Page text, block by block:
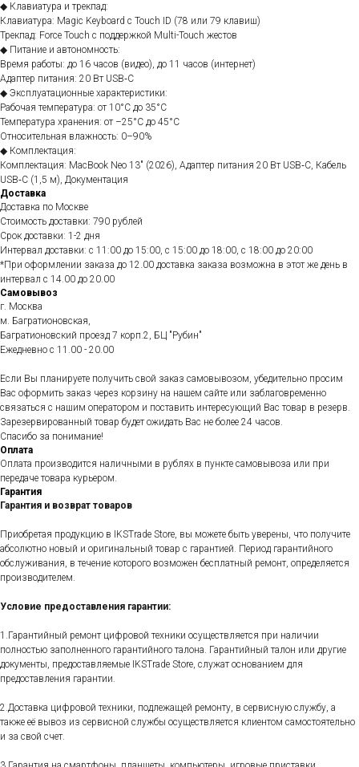
◆ Клавиатура и трекпад: ⠀
Клавиатура: Magic Keyboard с Touch ID (78 или 79 клавиш)
Трекпад: Force Touch с поддержкой Multi-Touch жестов
◆ Питание и автономность: ⠀
Время работы: до 16 часов (видео), до 11 часов (интернет)
Адаптер питания: 20 Вт USB‑C
◆ Эксплуатационные характеристики: ⠀
Рабочая температура: от 10°C до 35°C
Температура хранения: от –25°C до 45°C
Относительная влажность: 0–90%
◆ Комплектация: ⠀
Комплектация: MacBook Neo 13" (2026), Адаптер питания 20 Вт USB‑C, Кабель
USB‑C (1,5 м), Документация
Доставка
Доставка по Москве
Стоимость доставки: 790 рублей
Срок доставки: 1-2 дня
Интервал доставки: с 11:00 до 15:00, с 15:00 до 18:00, с 18:00 до 20:00
*При оформлении заказа до 12.00 доставка заказа возможна в этот же день в
интервал с 14.00 до 20.00
Самовывоз
г. Москва
м. Багратионовская,
Багратионовский проезд 7 корп.2, БЦ "Рубин"
Ежедневно c 11.00 - 20.00
Если Вы планируете получить свой заказ самовывозом, убедительно просим
Вас оформить заказ через корзину на нашем сайте или заблаговременно
связаться с нашим оператором и поставить интересующий Вас товар в резерв.
Зарезервированный товар будет ожидать Вас не более 24 часов.
Спасибо за понимание!
Оплата
Оплата производится наличными в рублях в пункте самовывоза или при
передаче товара курьером.
Гарантия
Гарантия и возврат товаров
Приобретая продукцию в IKSTrade Store, вы можете быть уверены, что получите
абсолютно новый и оригинальный товар с гарантией. Период гарантийного
обслуживания, в течение которого возможен бесплатный ремонт, определяется
производителем.
Условие предоставления гарантии:
1.Гарантийный ремонт цифровой техники осуществляется при наличии
полностью заполненного гарантийного талона. Гарантийный талон или другие
документы, предоставляемые IKSTrade Store, служат основанием для
предоставления гарантии.
2.Доставка цифровой техники, подлежащей ремонту, в сервисную службу, а
также её вывоз из сервисной службы осуществляется клиентом самостоятельно
и за свой счет.